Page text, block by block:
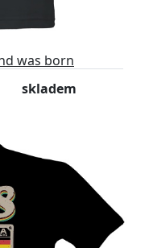
was born
skladem